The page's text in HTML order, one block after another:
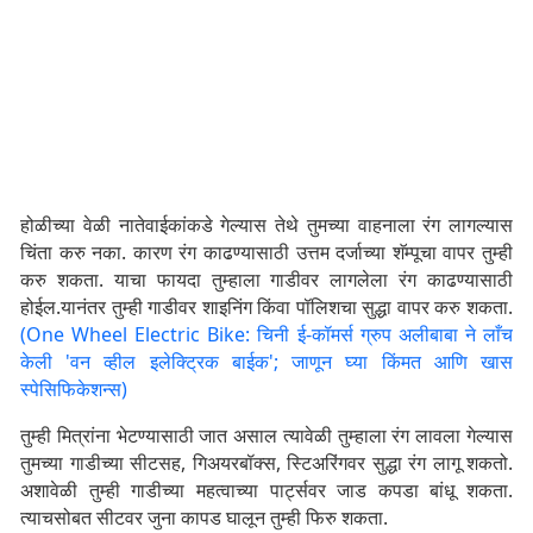
होळीच्या वेळी नातेवाईकांकडे गेल्यास तेथे तुमच्या वाहनाला रंग लागल्यास
चिंता करु नका. कारण रंग काढण्यासाठी उत्तम दर्जाच्या शॅम्पूचा वापर तुम्ही
करु शकता. याचा फायदा तुम्हाला गाडीवर लागलेला रंग काढण्यासाठी
होईल.यानंतर तुम्ही गाडीवर शाइनिंग किंवा पॉलिशचा सुद्धा वापर करु शकता.
(One Wheel Electric Bike: चिनी ई-कॉमर्स ग्रुप अलीबाबा ने लाँच
केली 'वन व्हील इलेक्ट्रिक बाईक'; जाणून घ्या किंमत आणि खास
स्पेसिफिकेशन्स)
तुम्ही मित्रांना भेटण्यासाठी जात असाल त्यावेळी तुम्हाला रंग लावला गेल्यास
तुमच्या गाडीच्या सीटसह, गिअयरबॉक्स, स्टिअरिंगवर सुद्धा रंग लागू शकतो.
अशावेळी तुम्ही गाडीच्या महत्वाच्या पार्ट्सवर जाड कपडा बांधू शकता.
त्याचसोबत सीटवर जुना कापड घालून तुम्ही फिरु शकता.